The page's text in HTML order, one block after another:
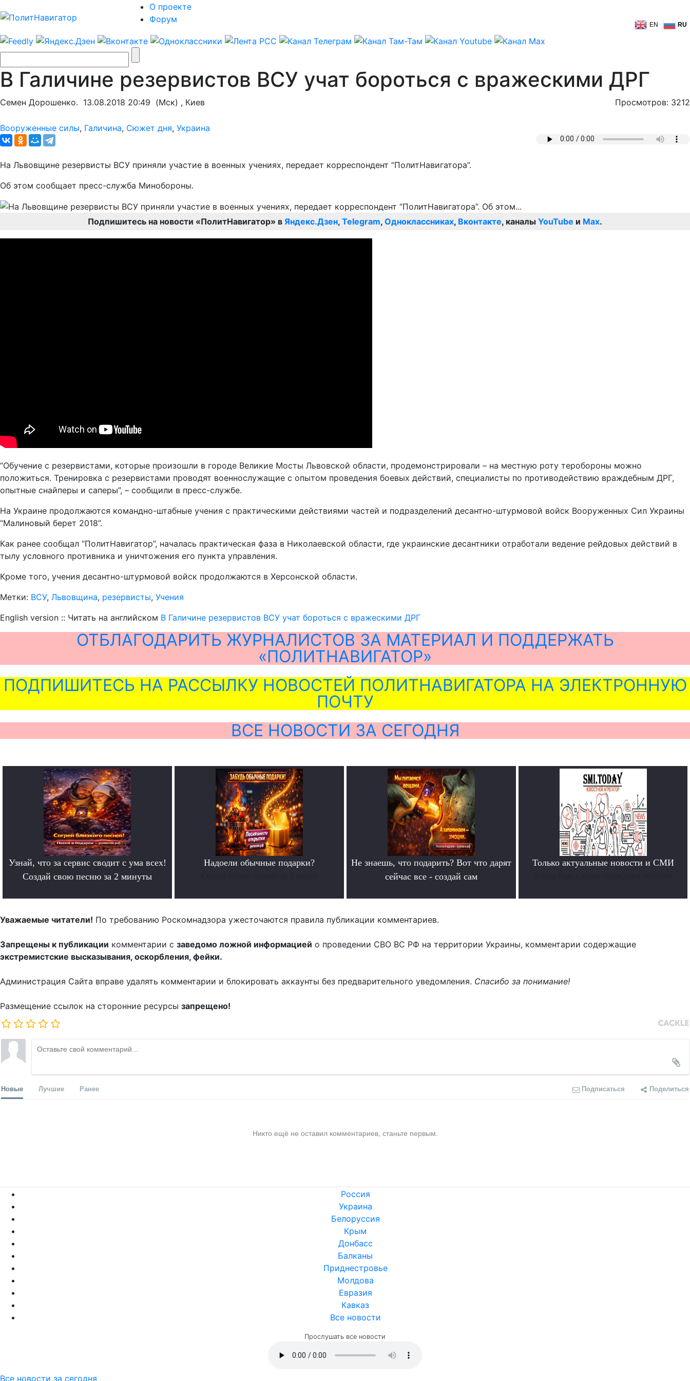
О проекте
Форум
EN RU
В Галичине резервистов ВСУ учат бороться с вражескими ДРГ
Семен Дорошенко. 13.08.2018 20:49 (Мск) , Киев Просмотров: 3212
Вооруженные силы, Галичина, Сюжет дня, Украина
На Львовщине резервисты ВСУ приняли участие в военных учениях, передает корреспондент “ПолитНавигатора”.
Об этом сообщает пресс-служба Минобороны.
Подпишитесь на новости «ПолитНавигатор» в Яндекс.Дзен, Telegram, Одноклассниках, Вконтакте, каналы YouTube и Max.
“Обучение с резервистами, которые произошли в городе Великие Мосты Львовской области, продемонстрировали – на местную роту теробороны можно
положиться. Тренировка с резервистами проводят военнослужащие с опытом проведения боевых действий, специалисты по противодействию враждебным ДРГ,
опытные снайперы и саперы”, – сообщили в пресс-службе.
На Украине продолжаются командно-штабные учения с практическими действиями частей и подразделений десантно-штурмовой войск Вооруженных Сил Украины
“Малиновый берет 2018”.
Как ранее сообщал “ПолитНавигатор”, началась практическая фаза в Николаевской области, где украинские десантники отработали ведение рейдовых действий в
тылу условного противника и уничтожения его пункта управления.
Кроме того, учения десантно-штурмовой войск продолжаются в Херсонской области.
Метки: ВСУ, Львовщина, резервисты, Учения
English version :: Читать на английском В Галичине резервистов ВСУ учат бороться с вражескими ДРГ
ОТБЛАГОДАРИТЬ ЖУРНАЛИСТОВ ЗА МАТЕРИАЛ И ПОДДЕРЖАТЬ
«ПОЛИТНАВИГАТОР»
ПОДПИШИТЕСЬ НА РАССЫЛКУ НОВОСТЕЙ ПОЛИТНАВИГАТОРА НА ЭЛЕКТРОННУЮ
ПОЧТУ
ВСЕ НОВОСТИ ЗА СЕГОДНЯ
Узнай, что за сервис сводит с ума всех!
Создай свою песню за 2 минуты
Надоели обычные подарки?
Не знаешь, что подарить? Вот что дарят
сейчас все - создай сам
Только актуальные новости и СМИ
Уважаемые читатели! По требованию Роскомнадзора ужесточаются правила публикации комментариев.
Запрещены к публикации комментарии с заведомо ложной информацией о проведении СВО ВС РФ на территории Украины, комментарии содержащие
экстремистские высказывания, оскорбления, фейки.
Администрация Сайта вправе удалять комментарии и блокировать аккаунты без предварительного уведомления. Спасибо за понимание!
Размещение ссылок на сторонние ресурсы запрещено!
Новые Лучшие Ранее Подписаться Поделиться
Никто ещё не оставил комментариев, станьте первым.
Россия
Украина
Белоруссия
Крым
Донбасс
Балканы
Приднестровье
Молдова
Евразия
Кавказ
Все новости
Прослушать все новости
Все новости за сегодня